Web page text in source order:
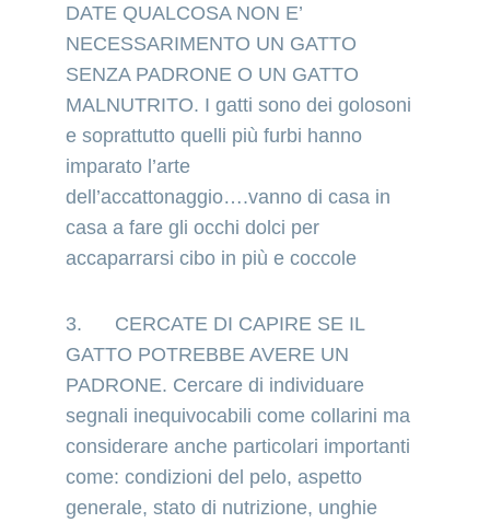
DATE QUALCOSA NON E’
NECESSARIMENTO UN GATTO
SENZA PADRONE O UN GATTO
MALNUTRITO. I gatti sono dei golosoni
e soprattutto quelli più furbi hanno
imparato l’arte
dell’accattonaggio….vanno di casa in
casa a fare gli occhi dolci per
accaparrarsi cibo in più e coccole
3.      CERCATE DI CAPIRE SE IL
GATTO POTREBBE AVERE UN
PADRONE. Cercare di individuare
segnali inequivocabili come collarini ma
considerare anche particolari importanti
come: condizioni del pelo, aspetto
generale, stato di nutrizione, unghie